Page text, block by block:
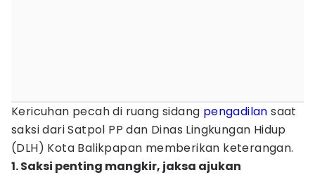
Kericuhan pecah di ruang sidang pengadilan saat
saksi dari Satpol PP dan Dinas Lingkungan Hidup
(DLH) Kota Balikpapan memberikan keterangan.
1. Saksi penting mangkir, jaksa ajukan